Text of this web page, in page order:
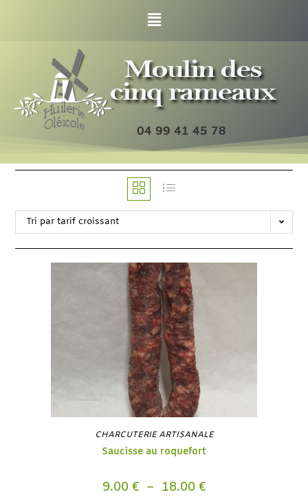
04 99 41 45 78
Tri par tarif croissant
CHARCUTERIE ARTISANALE
Saucisse au roquefort
9.00 € – 18.00 €